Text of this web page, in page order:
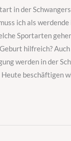
in der
ich als
Sportarten
hilfreich?
werden in der
beschäftigen